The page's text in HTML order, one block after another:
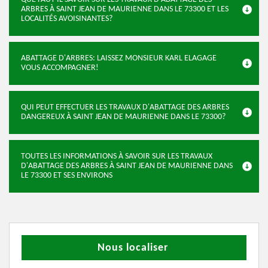
ARBRES À SAINT JEAN DE MAURIENNE DANS LE 73300 ET LES
LOCALITÉS AVOISINANTES?
ABATTAGE D'ARBRES: LAISSEZ MONSIEUR KARL ELAGAGE
VOUS ACCOMPAGNER!
QUI PEUT EFFECTUER LES TRAVAUX D'ABATTAGE DES ARBRES
DANGEREUX À SAINT JEAN DE MAURIENNE DANS LE 73300?
TOUTES LES INFORMATIONS À SAVOIR SUR LES TRAVAUX
D'ABATTAGE DES ARBRES À SAINT JEAN DE MAURIENNE DANS
LE 73300 ET SES ENVIRONS
Nous localiser